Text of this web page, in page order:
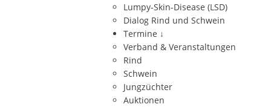
Lumpy-Skin-Disease (LSD)
Dialog Rind und Schwein
Termine ↓
Verband & Veranstaltungen
Rind
Schwein
Jungzüchter
Auktionen